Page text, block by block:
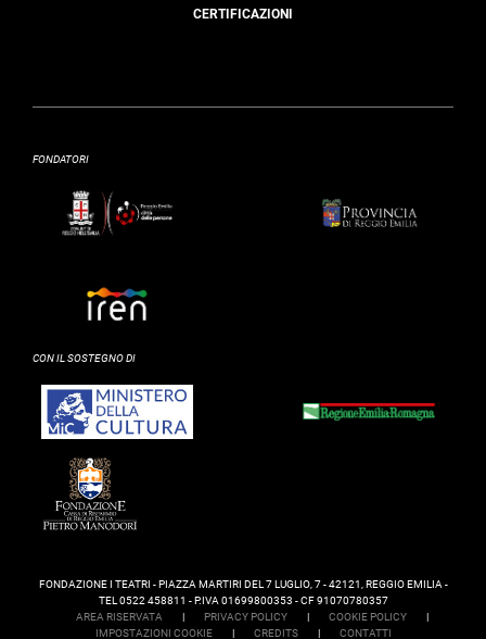
CERTIFICAZIONI
FONDATORI
CON IL SOSTEGNO DI
FONDAZIONE I TEATRI - PIAZZA MARTIRI DEL 7 LUGLIO, 7 - 42121, REGGIO EMILIA -
TEL 0522 458811 - P.IVA 01699800353 - CF 91070780357
AREA RISERVATA
| PRIVACY POLICY | COOKIE POLICY
|
IMPOSTAZIONI COOKIE
| CREDITS | CONTATTI